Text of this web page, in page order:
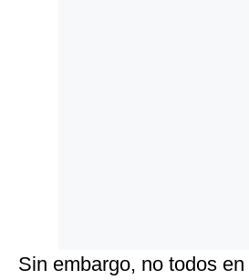
Sin embargo, no todos